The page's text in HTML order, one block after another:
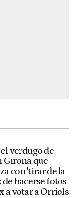
verdugo de
Girona que
con 'tirar de la
de hacerse fotos
a votar a Orriols